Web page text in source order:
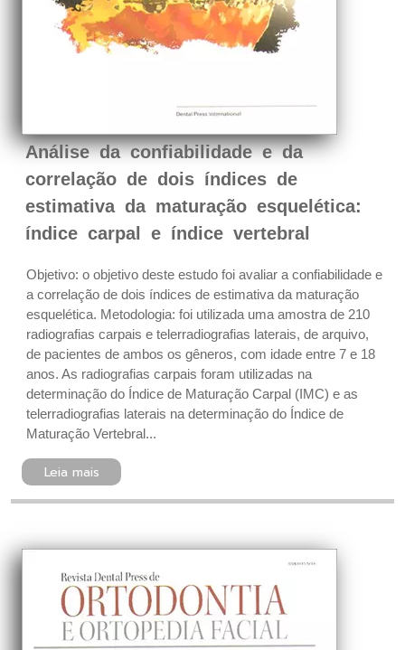
Análise da confiabilidade e da
correlação de dois índices de
estimativa da maturação esquelética:
índice carpal e índice vertebral
Objetivo: o objetivo deste estudo foi avaliar a confiabilidade e
a correlação de dois índices de estimativa da maturação
esquelética. Metodologia: foi utilizada uma amostra de 210
radiografias carpais e telerradiografias laterais, de arquivo,
de pacientes de ambos os gêneros, com idade entre 7 e 18
anos. As radiografias carpais foram utilizadas na
determinação do Índice de Maturação Carpal (IMC) e as
telerradiografias laterais na determinação do Índice de
Maturação Vertebral...
Leia mais